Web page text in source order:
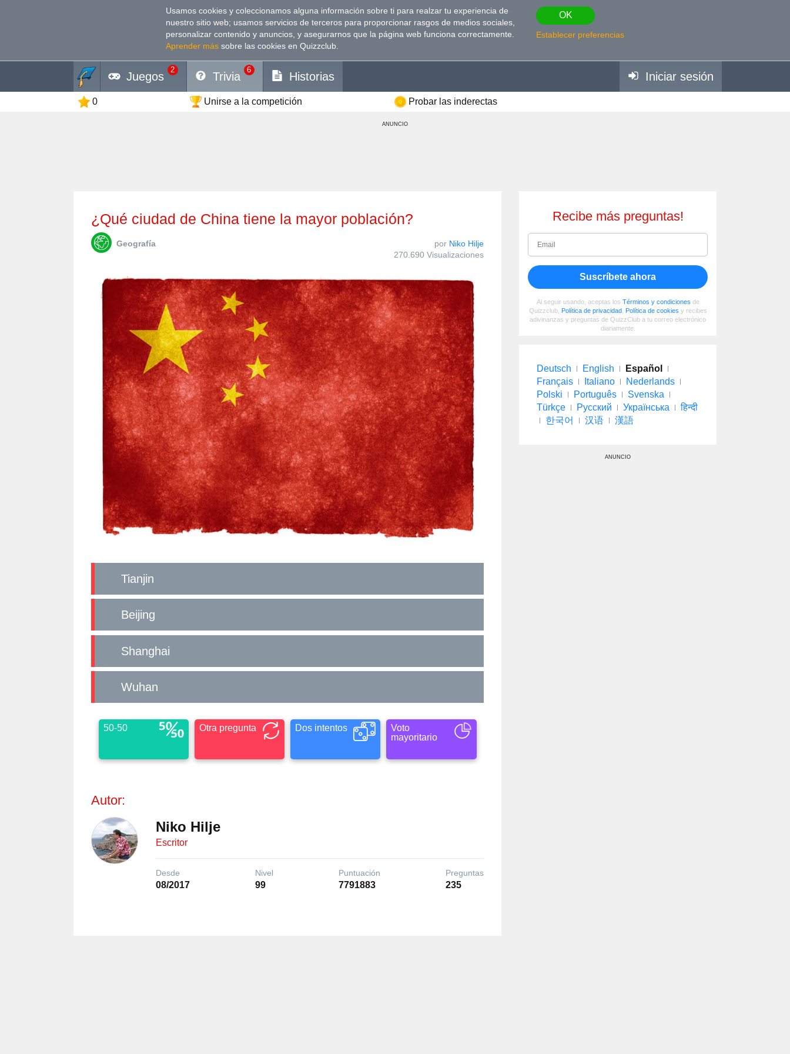
Usamos cookies y coleccionamos alguna información sobre ti para realzar tu experiencia de
nuestro sitio web; usamos servicios de terceros para proporcionar rasgos de medios sociales,
personalizar contenido y anuncios, y asegurarnos que la página web funciona correctamente.
Aprender más sobre las cookies en Quizzclub.
OK
Establecer preferencias
Juegos
2
Trivia
6
Historias Iniciar sesión
0 Unirse a la competición Probar las inderectas
ANUNCIO
¿Qué ciudad de China tiene la mayor población?
Geografía por Niko Hilje
270.690 Visualizaciones
Tianjin
Beijing
Shanghai
Wuhan
50-50 Otra pregunta Dos intentos
Voto
mayoritario
Autor:
Niko Hilje
Escritor
Desde
08/2017
Nivel
99
Puntuación
7791883
Preguntas
235
Recibe más preguntas!
Suscríbete ahora
Al seguir usando, aceptas los Términos y condiciones de
Quizzclub, Política de privacidad, Política de cookies y recibes
adivinanzas y preguntas de QuizzClub a tu correo electrónico
diariamente.
Deutsch English
Español
Français
Italiano
Nederlands
Polski
Português
Svenska
Türkçe
Русский Українська
हिन्दी
한국어
汉语 漢語
ANUNCIO